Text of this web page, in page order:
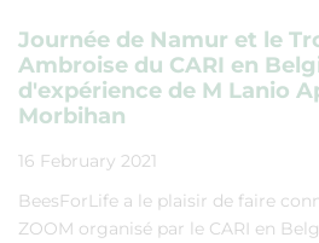
Journée de Namur et le
Ambroise du CARI en
d'expérience de M Lanio
Morbihan
16 February 2021
BeesForLife a le plaisir de faire
ZOOM organisé par le CARI en